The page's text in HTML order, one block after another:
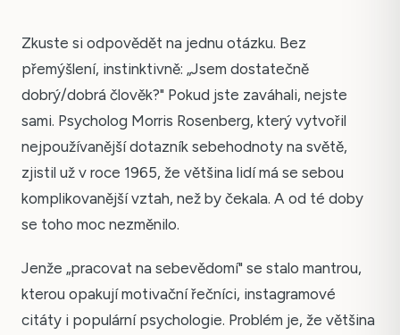
Zkuste si odpovědět na jednu otázku. Bez
přemýšlení, instinktivně: „Jsem dostatečně
dobrý/dobrá člověk?" Pokud jste zaváhali, nejste
sami. Psycholog Morris Rosenberg, který vytvořil
nejpoužívanější dotazník sebehodnoty na světě,
zjistil už v roce 1965, že většina lidí má se sebou
komplikovanější vztah, než by čekala. A od té doby
se toho moc nezměnilo.
Jenže „pracovat na sebevědomí" se stalo mantrou,
kterou opakují motivační řečníci, instagramové
citáty i populární psychologie. Problém je, že většina